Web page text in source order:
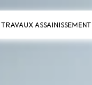
TRAVAUX ASSAINISSEMENT